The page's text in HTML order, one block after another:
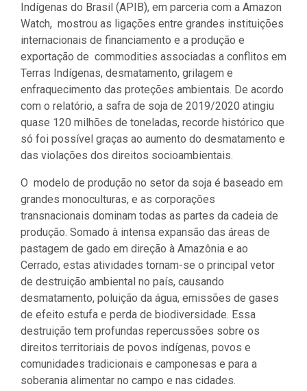
Indígenas do Brasil (APIB), em parceria com a Amazon
Watch, mostrou as ligações entre grandes instituições
internacionais de financiamento e a produção e
exportação de commodities associadas a conflitos em
Terras Indígenas, desmatamento, grilagem e
enfraquecimento das proteções ambientais. De acordo
com o relatório, a safra de soja de 2019/2020 atingiu
quase 120 milhões de toneladas, recorde histórico que
só foi possível graças ao aumento do desmatamento e
das violações dos direitos socioambientais.
O modelo de produção no setor da soja é baseado em
grandes monoculturas, e as corporações
transnacionais dominam todas as partes da cadeia de
produção. Somado à intensa expansão das áreas de
pastagem de gado em direção à Amazônia e ao
Cerrado, estas atividades tornam-se o principal vetor
de destruição ambiental no país, causando
desmatamento, poluição da água, emissões de gases
de efeito estufa e perda de biodiversidade. Essa
destruição tem profundas repercussões sobre os
direitos territoriais de povos indígenas, povos e
comunidades tradicionais e camponesas e para a
soberania alimentar no campo e nas cidades.